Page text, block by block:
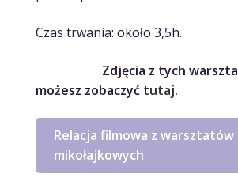
Czas trwania: około 3,5h.
Zdjęcia z tych
możesz zobaczyć tutaj.
Relacja filmowa z warsztatów
mikołajkowych